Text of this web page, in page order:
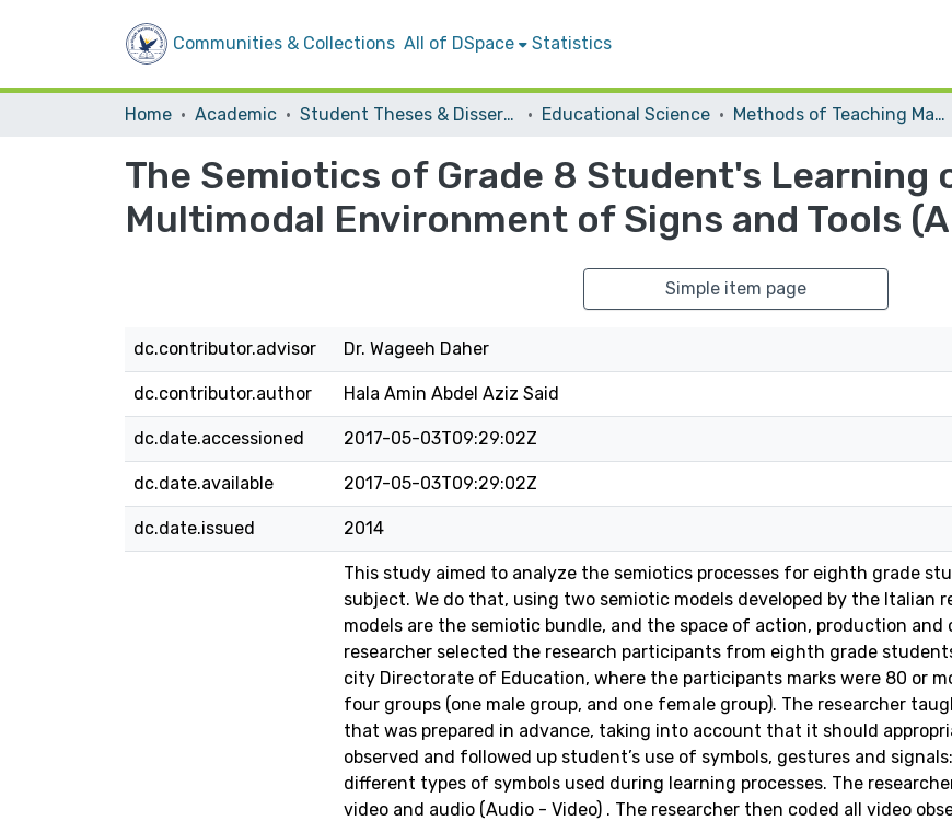
Communities & Collections All of DSpace Statistics
Home Academic Student Theses & Dissertations Educational Science Methods of Teaching Mathematics
The Semiotics of Grade 8 Student's Learning
Multimodal Environment of Signs and Tools
Simple item page
dc.contributor.advisor Dr. Wageeh Daher
dc.contributor.author Hala Amin Abdel Aziz Said
dc.date.accessioned 2017-05-03T09:29:02Z
dc.date.available 2017-05-03T09:29:02Z
dc.date.issued 2014
This study aimed to analyze the semiotics processes for eighth grade
subject. We do that, using two semiotic models developed by the Italian
models are the semiotic bundle, and the space of action, production and
researcher selected the research participants from eighth grade
city Directorate of Education, where the participants marks were 80 or
four groups (one male group, and one female group). The researcher
that was prepared in advance, taking into account that it should
observed and followed up student’s use of symbols, gestures and
different types of symbols used during learning processes. The
video and audio (Audio - Video) . The researcher then coded all video